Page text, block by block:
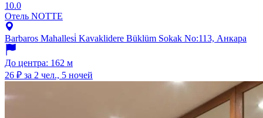
10.0
Отель NOTTE
Barbaros Mahallesi̇ Kavaklidere Büklüm Sokak No:113, Анкара
До центра: 162 м
26 ₽ за 2 чел., 5 ночей